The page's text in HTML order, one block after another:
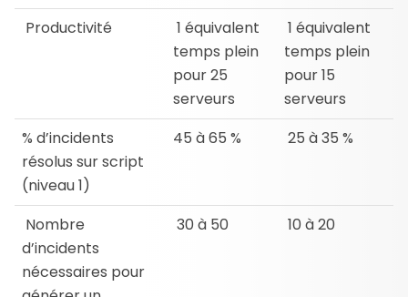
Productivité
1 équivalent
temps plein
pour 25
serveurs
1 équivalent
temps plein
pour 15
serveurs
% d’incidents
résolus sur script
(niveau 1)
45 à 65 % 25 à 35 %
Nombre
d’incidents
nécessaires pour
30 à 50 10 à 20